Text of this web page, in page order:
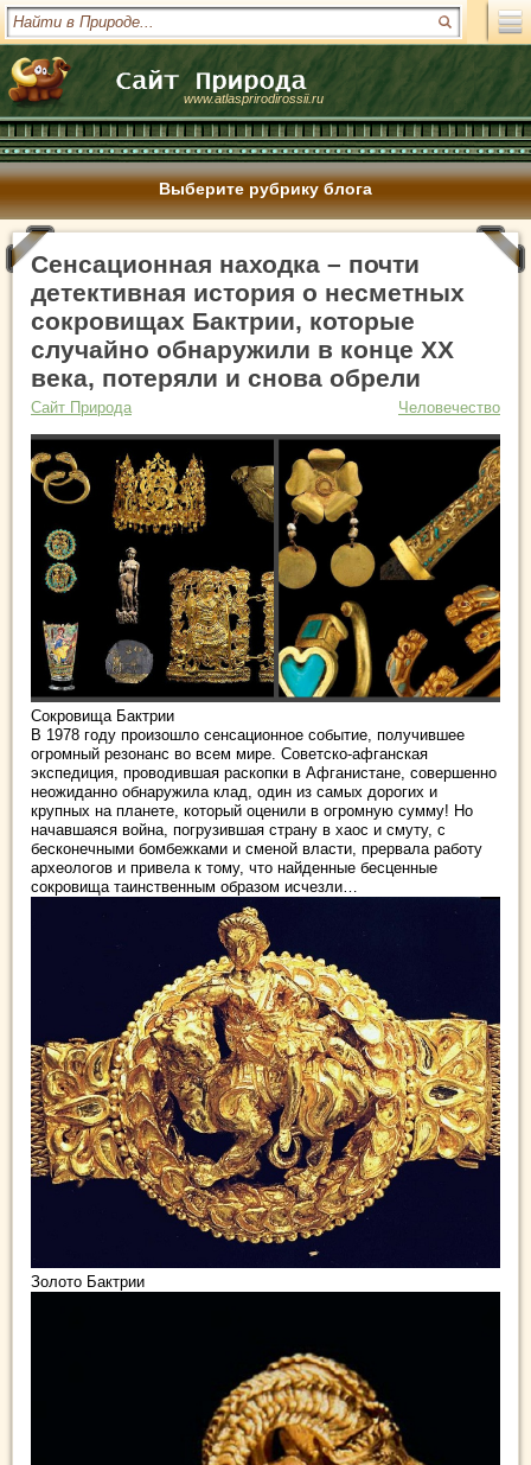
www.atlasprirodirossii.ru
Выберите рубрику блога
Сенсационная находка – почти
детективная история о несметных
сокровищах Бактрии, которые
случайно обнаружили в конце XX
века, потеряли и снова обрели
Сайт Природа Человечество
Сокровища Бактрии
В 1978 году произошло сенсационное событие, получившее
огромный резонанс во всем мире. Советско-афганская
экспедиция, проводившая раскопки в Афганистане, совершенно
неожиданно обнаружила клад, один из самых дорогих и
крупных на планете, который оценили в огромную сумму! Но
начавшаяся война, погрузившая страну в хаос и смуту, с
бесконечными бомбежками и сменой власти, прервала работу
археологов и привела к тому, что найденные бесценные
сокровища таинственным образом исчезли…
Золото Бактрии